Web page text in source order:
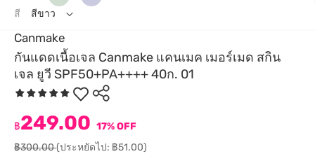
Canmake
กันแดดเนื้อเจล Canmake แคนเมค เมอร์เมด สกิน
เจล ยูวี SPF50+PA++++ 40ก. 01
฿249.00 17% OFF
฿300.00(ประหยัดไป: ฿51.00)
สี สีขาว